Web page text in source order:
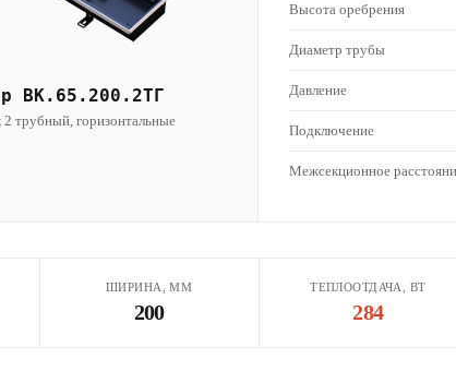
ВК.65.200.2ТГ
трубный, горизонтальные
Высота оребрения
Диаметр трубы
Давление
Подключение
Межсекционное
ШИРИНА, ММ
200
ТЕПЛООТДАЧА, ВТ
284